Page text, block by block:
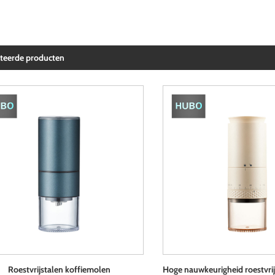
producten
Roestvrijstalen koffiemolen